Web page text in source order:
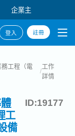
企業主
登入 註冊
工程（電
/
工作
詳情
工
備
ID:19177